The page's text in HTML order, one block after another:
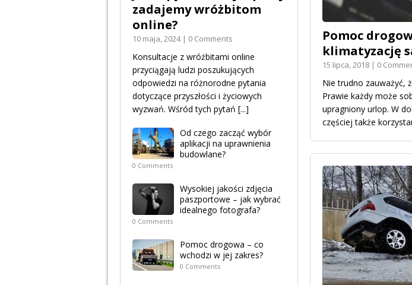
Pomoc
klimatyzację
15 lipca, 2018 | 0
Nie trudno zauważyć,
Prawie każdy może
upragniony urlop. W
częściej także
zadajemy wróżbitom
online?
10 maja, 2024 | 0 Comments
Konsultacje z wróżbitami online
przyciągają ludzi poszukujących
odpowiedzi na różnorodne pytania
dotyczące przyszłości i życiowych
wyzwań. Wśród tych pytań [...]
Od czego zacząć wybór
aplikacji na uprawnienia
budowlane?
0 Comments
Wysokiej jakości zdjęcia
paszportowe – jak wybrać
idealnego fotografa?
0 Comments
Pomoc drogowa – co
wchodzi w jej zakres?
0 Comments